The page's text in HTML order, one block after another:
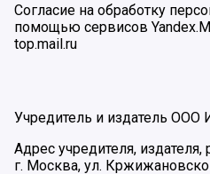
Согласие на обработку
помощью сервисов
top.mail.ru
Учредитель и издатель ООО
Адрес учредителя,
г. Москва, ул.